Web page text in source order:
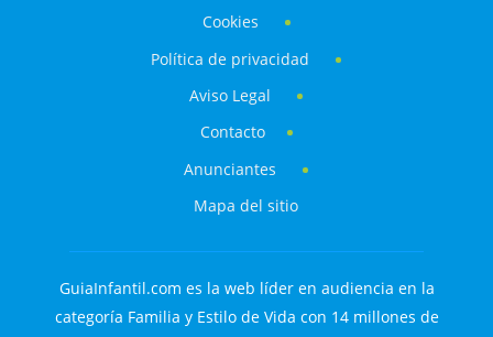
Cookies
Política de privacidad
Aviso Legal
Contacto
Anunciantes
Mapa del sitio
GuiaInfantil.com es la web líder en audiencia en la
categoría Familia y Estilo de Vida con 14 millones de